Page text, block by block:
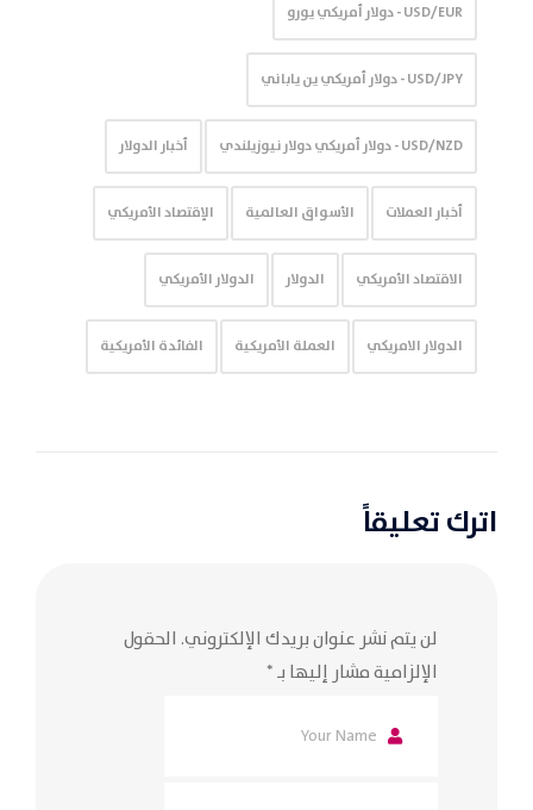
USD/EUR - دولار أمريكي يورو
USD/JPY - دولار أمريكي ين ياباني
USD/NZD - دولار أمريكي دولار نيوزيلندي أخبار الدولار
أخبار العملات الأسواق العالمية الإقتصاد الأمريكي
الاقتصاد الأمريكي الدولار الدولار الأمريكي
الدولار الامريكي العملة الأمريكية الفائدة الأمريكية
اترك تعليقاً
لن يتم نشر عنوان بريدك الإلكتروني. الحقول
الإلزامية مشار إليها بـ*